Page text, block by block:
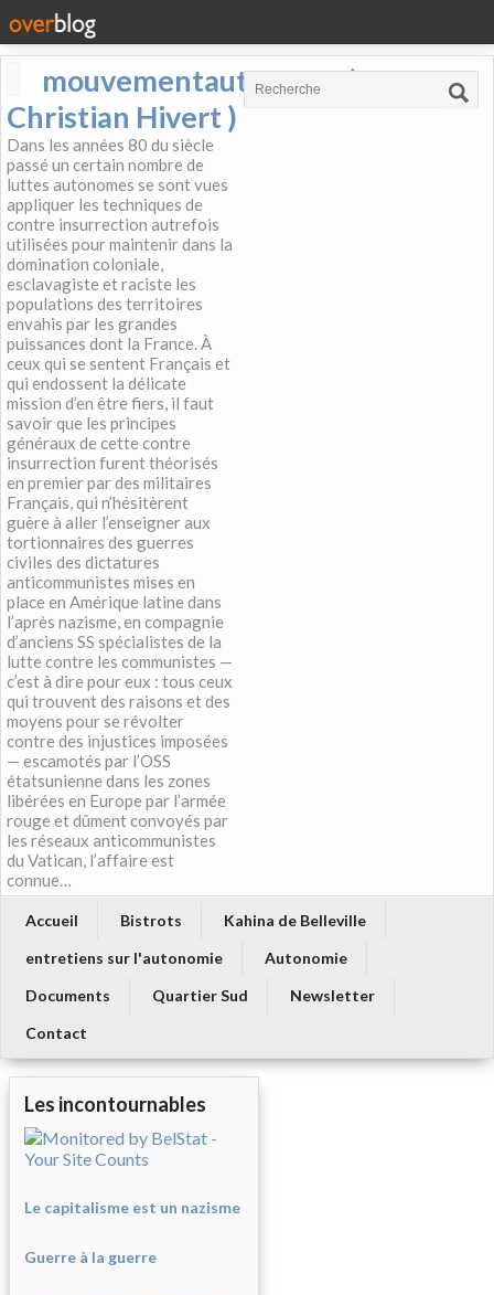
mouvementautonome (
Christian Hivert )
Dans les années 80 du siècle
passé un certain nombre de
luttes autonomes se sont vues
appliquer les techniques de
contre insurrection autrefois
utilisées pour maintenir dans la
domination coloniale,
esclavagiste et raciste les
populations des territoires
envahis par les grandes
puissances dont la France. À
ceux qui se sentent Français et
qui endossent la délicate
mission d’en être fiers, il faut
savoir que les principes
généraux de cette contre
insurrection furent théorisés
en premier par des militaires
Français, qui n’hésitèrent
guère à aller l’enseigner aux
tortionnaires des guerres
civiles des dictatures
anticommunistes mises en
place en Amérique latine dans
l’après nazisme, en compagnie
d’anciens SS spécialistes de la
lutte contre les communistes —
c’est à dire pour eux : tous ceux
qui trouvent des raisons et des
moyens pour se révolter
contre des injustices imposées
— escamotés par l’OSS
étatsunienne dans les zones
libérées en Europe par l’armée
rouge et dûment convoyés par
les réseaux anticommunistes
du Vatican, l’affaire est
connue…
Accueil Bistrots
Kahina de Belleville
entretiens sur l'autonomie
Autonomie
Documents
Quartier Sud
Newsletter
Contact
Les incontournables
Le capitalisme est un nazisme
Guerre à la guerre